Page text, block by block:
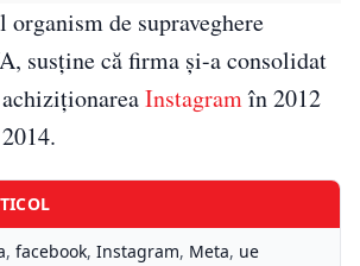
de supraveghere
susține că firma și-a consolidat
Instagramîn 2012
, facebook, Instagram, Meta, ue